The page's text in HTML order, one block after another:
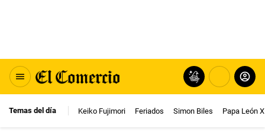
Temas del día Keiko Fujimori Feriados Simon Biles Papa León